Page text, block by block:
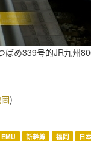
ばめ339号的JR九州
)
新幹線 福岡 日